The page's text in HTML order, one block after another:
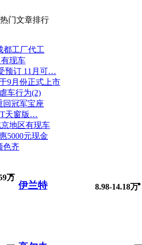
热门文章排行
都工厂代工
现车
预订 11月可…
9月份正式上市
车行为(2)
回冠军宝座
天窗版…
地区有现车
5000元现金
色齐
万
伊兰特 8.98-14.18万